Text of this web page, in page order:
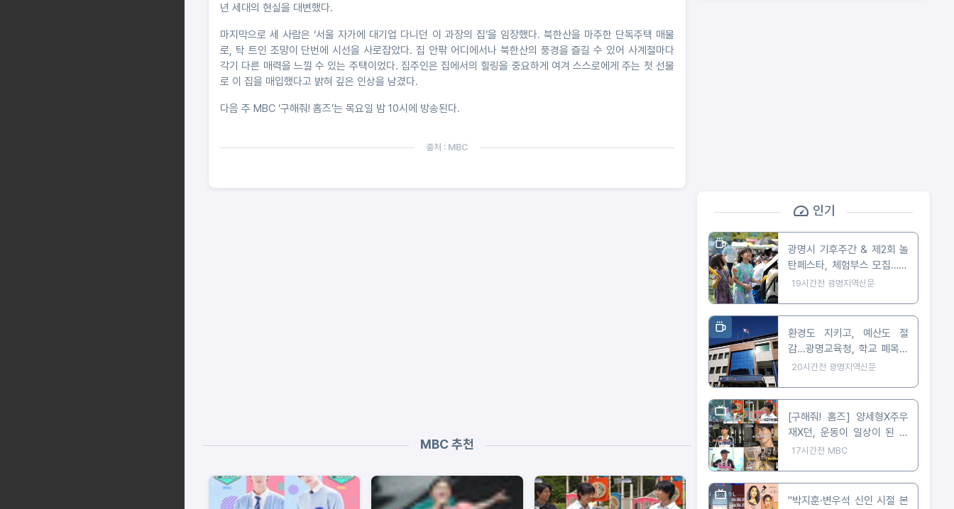
년 세대의 현실을 대변했다.
마지막으로 세 사람은 ‘서울 자가에 대기업 다니던 이 과장의 집’을 임장했다. 북한산을 마주한 단독주택 매물
로, 탁 트인 조망이 단번에 시선을 사로잡았다. 집 안팎 어디에서나 북한산의 풍경을 즐길 수 있어 사계절마다
각기 다른 매력을 느낄 수 있는 주택이었다. 집주인은 집에서의 힐링을 중요하게 여겨 스스로에게 주는 첫 선물
로 이 집을 매입했다고 밝혀 깊은 인상을 남겼다.
다음 주 MBC ‘구해줘! 홈즈’는 목요일 밤 10시에 방송된다.
출처 : MBC
MBC 추천
인기
광명시 기후주간 & 제2회 놀
탄페스타, 체험부스 모집…10
월 24일 개최
19시간전 광명지역신문
환경도 지키고, 예산도 절
감...광명교육청, 학교 폐목재
무상위탁처리 지원
20시간전 광명지역신문
[구해줘! 홈즈] 양세형X주우
재X던, 운동이 일상이 된 사
람들은 어떻게 살까? '운동세
17시간전 MBC
"박지훈·변우석 신인 시절 본